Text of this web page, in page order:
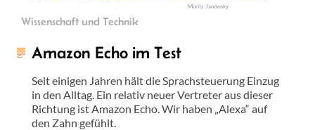
Moritz Janowsky
Wissenschaft und Technik
Amazon Echo im Test
Seit einigen Jahren hält die Sprachsteuerung Einzug
in den Alltag. Ein relativ neuer Vertreter aus dieser
Richtung ist Amazon Echo. Wir haben „Alexa“ auf
den Zahn gefühlt.